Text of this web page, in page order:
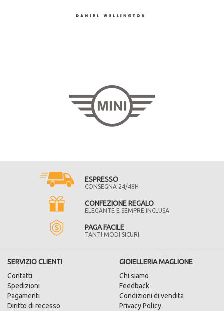
ESPRESSO
CONSEGNA 24/48H
CONFEZIONE REGALO
ELEGANTE E SEMPRE INCLUSA
PAGA FACILE
TANTI MODI SICURI
SERVIZIO CLIENTI
Contatti
Spedizioni
Pagamenti
Diritto di recesso
GIOIELLERIA MAGLIONE
Chi siamo
Feedback
Condizioni di vendita
Privacy Policy